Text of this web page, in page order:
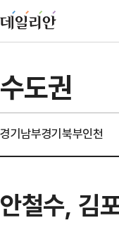
수도권
경기남부경기북부인천
안철수, 김